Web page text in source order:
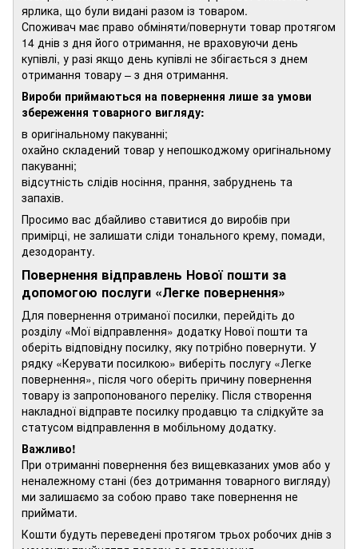
ярлика, що були видані разом із товаром.
Споживач має право обміняти/повернути товар протягом
14 днів з дня його отримання, не враховуючи день
купівлі, у разі якщо день купівлі не збігається з днем
отримання товару – з дня отримання.
Вироби приймаються на повернення лише за умови
збереження товарного вигляду:
в оригінальному пакуванні;
охайно складений товар у непошкоджому оригінальному
пакуванні;
відсутність слідів носіння, прання, забруднень та
запахів.
Просимо вас дбайливо ставитися до виробів при
примірці, не залишати сліди тонального крему, помади,
дезодоранту.
Повернення відправлень Нової пошти за
допомогою послуги «Легке повернення»
Для повернення отриманої посилки, перейдіть до
розділу «Мої відправлення» додатку Нової пошти та
оберіть відповідну посилку, яку потрібно повернути. У
рядку «Керувати посилкою» виберіть послугу «Легке
повернення», після чого оберіть причину повернення
товару із запропонованого переліку. Після створення
накладної відправте посилку продавцю та слідкуйте за
статусом відправлення в мобільному додатку.
Важливо!
При отриманні повернення без вищевказаних умов або у
неналежному стані (без дотримання товарного вигляду)
ми залишаємо за собою право таке повернення не
приймати.
Кошти будуть переведені протягом трьох робочих днів з